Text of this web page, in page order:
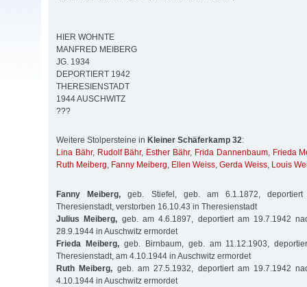
HIER WOHNTE
MANFRED MEIBERG
JG. 1934
DEPORTIERT 1942
THERESIENSTADT
1944 AUSCHWITZ
???
Weitere Stolpersteine in Kleiner Schäferkamp 32:
Lina Bähr, Rudolf Bähr, Esther Bähr, Frida Dannenbaum, Frieda
Ruth Meiberg, Fanny Meiberg, Ellen Weiss, Gerda Weiss, Louis
Fanny Meiberg, geb. Stiefel, geb. am 6.1.1872,
Theresienstadt, verstorben 16.10.43 in Theresienstadt
Julius Meiberg, geb. am 4.6.1897, deportiert am 19.7.1942
28.9.1944 in Auschwitz ermordet
Frieda Meiberg,geb. Birnbaum, geb. am 11.12.1903,
Theresienstadt, am 4.10.1944 in Auschwitz ermordet
Ruth Meiberg, geb. am 27.5.1932, deportiert am 19.7.1942
4.10.1944 in Auschwitz ermordet